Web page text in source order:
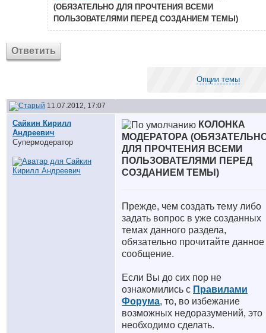
(ОБЯЗАТЕЛЬНО ДЛЯ ПРОЧТЕНИЯ ВСЕМИ
ПОЛЬЗОВАТЕЛЯМИ ПЕРЕД СОЗДАНИЕМ ТЕМЫ)
Ответить
Опции темы
11.07.2012, 17:07
Сайкин Кирилл
Андреевич
Супермодератор
КОЛОНКА
МОДЕРАТОРА
ДЛЯ ПРОЧТЕНИЯ ВСЕМИ
ПОЛЬЗОВАТЕЛЯМИ ПЕРЕД
СОЗДАНИЕМ ТЕМЫ)
Прежде, чем создать тему либо
задать вопрос в уже созданных
темах данного раздела,
обязательно прочитайте данное
сообщение.
Если Вы до сих пор не
ознакомились с Правилами
Форума, то, во избежание
возможных недоразумений, это
необходимо сделать.